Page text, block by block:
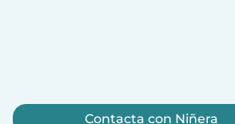
Contacta con Niñera